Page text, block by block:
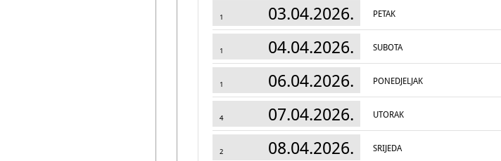
1 03.04.2026. PETAK
1 04.04.2026. SUBOTA
1 06.04.2026. PONEDJELJAK
4 07.04.2026. UTORAK
2 08.04.2026. SRIJEDA